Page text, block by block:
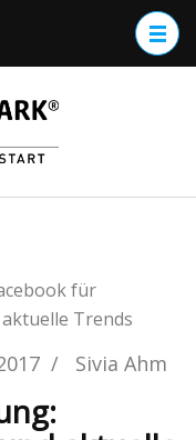
für
Trends
/ Sivia Ahm